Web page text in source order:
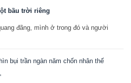
bầu trời riêng
đãng, mình ở trong đó và người
bụi trần ngàn năm chốn nhân thế